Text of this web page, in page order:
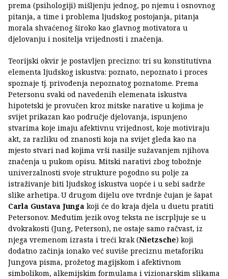
prema (psihologiji) mišljenju jednog, po njemu i osnovnog
pitanja, a time i problema ljudskog postojanja, pitanja
morala shvaćenog široko kao glavnog motivatora u
djelovanju i nositelja vrijednosti i značenja.
Teorijski okvir je postavljen precizno: tri su konstitutivna
elementa ljudskog iskustva: poznato, nepoznato i proces
spoznaje tj. privođenja nepoznatog poznatome. Prema
Petersonu svaki od navedenih elemenata iskustva
hipotetski je provučen kroz mitske narative u kojima je
svijet prikazan kao područje djelovanja, ispunjeno
stvarima koje imaju afektivnu vrijednost, koje motiviraju
akt, za razliku od znanosti koja na svijet gleda kao na
mjesto stvari nad kojima vrši nasilje sužavanjem njihova
značenja u pukom opisu. Mitski narativi zbog tobožnje
univerzalnosti svoje strukture pogodno su polje za
istraživanje biti ljudskog iskustva uopće i u sebi sadrže
slike arhetipa. U drugom dijelu ove tvrdnje čujan je šapat
Carla Gustava Junga koji će do kraja djela u duetu pratiti
Petersonov. Međutim jezik ovog teksta ne iscrpljuje se u
dvokrakosti (Jung, Peterson), ne ostaje samo račvast, iz
njega vremenom izrasta i treći krak (Nietzsche) koji
dodatno začinja ionako već suviše preciznu metaforiku
Jungova pisma, prožetog magijskom i afektivnom
simbolikom, alkemijskim formulama i vizionarskim slikama